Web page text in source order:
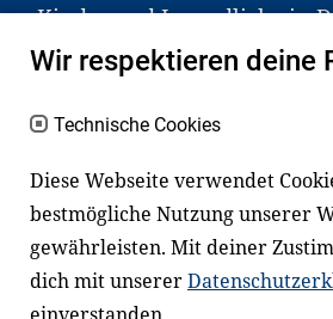
Lesenlernen: Kinder, denen
regelmäßig vorgelesen wird,
dass viele Eltern aufgrund von
Zeitmangel oder fehlenden
Unterstützung brauchen.
Kinder und Jugendliche in
haben aber große
an Familien sowie an
Fachexpert*innen. Dafür
mit Ministerien,
Einrichtungen, Verbänden,
und anderen Stiftungen
Wir respektieren deine
Technische Cookies
Diese Webseite verwendet
bestmögliche Nutzung unserer
gewährleisten. Mit deiner
dich mit unserer